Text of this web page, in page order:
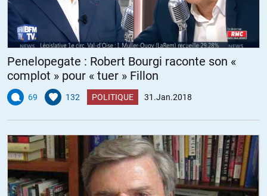
Penelopegate : Robert Bourgi raconte son «
complot » pour « tuer » Fillon
69 132 POLITIQUE 31.Jan.2018